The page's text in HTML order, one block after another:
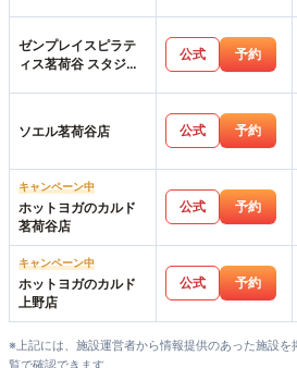
ゼンプレイスピラテ
ィス茗荷谷 スタジオ
公式 予約
ソエル茗荷谷店 公式 予約
キャンペーン中
ホットヨガのカルド
茗荷谷店
公式 予約
キャンペーン中
ホットヨガのカルド
上野店
公式 予約
※上記には、施設運営者から情報提供のあった施設